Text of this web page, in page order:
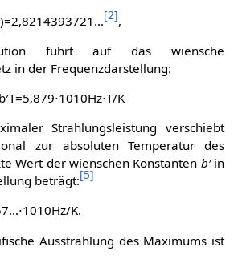
)=2,8214393721 …[2],
führt auf das wiensche
in der Frequenzdarstellung:
b′T=5,879⋅1010Hz⋅T/K
Strahlungsleistung verschiebt
zur absoluten Temperatur des
Wert der wienschen Konstanten b′in
beträgt:[5]
7…⋅1010Hz/K.
Ausstrahlung des Maximums ist